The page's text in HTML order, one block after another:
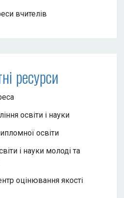
вчителів
ресурси
освіти і науки
освіти
і науки молоді та
оцінювання якості